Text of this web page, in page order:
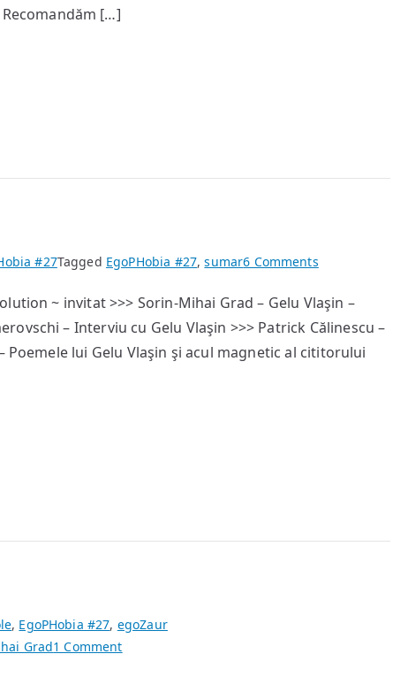
[…]
#27Tagged EgoPHobia #27,sumar6 Commentson
#27
~ invitat >>> Sorin-Mihai Grad – Gelu Vlaşin –
– Interviu cu Gelu Vlaşin >>> Patrick Călinescu –
lui Gelu Vlaşin şi acul magnetic al cititorului
, EgoPHobia #27, egoZaur
Grad1 Commenton